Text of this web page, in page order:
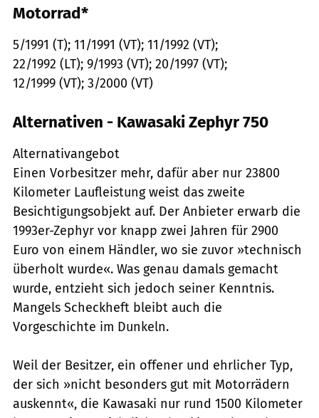
Motorrad*
5/1991 (T); 11/1991 (VT); 11/1992 (VT);
22/1992 (LT); 9/1993 (VT); 20/1997 (VT);
12/1999 (VT); 3/2000 (VT)
Alternativen - Kawasaki Zephyr 750
Alternativangebot
Einen Vorbesitzer mehr, dafür aber nur 23800
Kilometer Laufleistung weist das zweite
Besichtigungsobjekt auf. Der Anbieter erwarb die
1993er-Zephyr vor knapp zwei Jahren für 2900
Euro von einem Händler, wo sie zuvor »technisch
überholt wurde«. Was genau damals gemacht
wurde, entzieht sich jedoch seiner Kenntnis.
Mangels Scheckheft bleibt auch die
Vorgeschichte im Dunkeln.
Weil der Besitzer, ein offener und ehrlicher Typ,
der sich »nicht besonders gut mit Motorrädern
auskennt«, die Kawasaki nur rund 1500 Kilometer